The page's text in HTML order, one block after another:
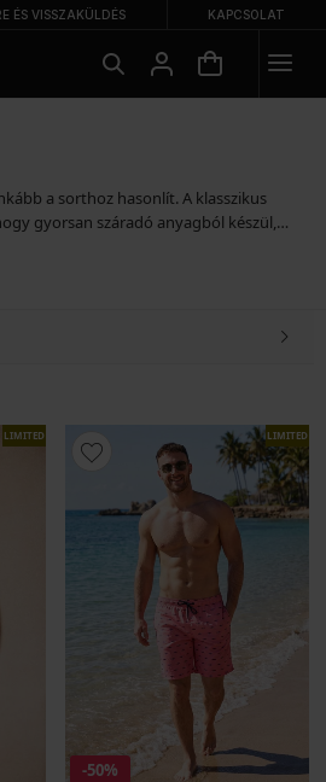
ÉS VISSZAKÜLDÉS KAPCSOLAT
a sorthoz hasonlít. A klasszikus
gyorsan száradó anyagból készül,
vízben, és strandröplabdázáshoz is. A
és klórozott vízzel, és a
LIMITED LIMITED
-50%